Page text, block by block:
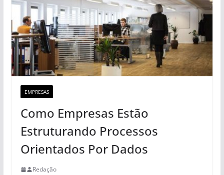
EMPRESAS
Como Empresas Estão
Estruturando Processos
Orientados Por Dados
Redação